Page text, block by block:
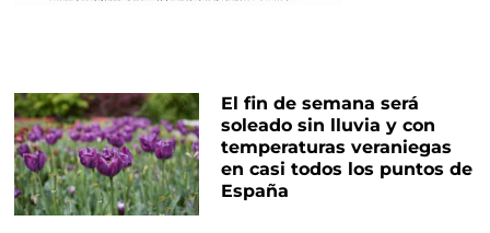
El fin de semana será
soleado sin lluvia y con
temperaturas veraniegas
en casi todos los puntos de
España